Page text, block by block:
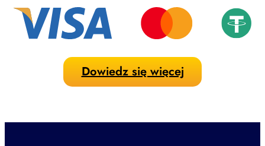
Dowiedz się więcej